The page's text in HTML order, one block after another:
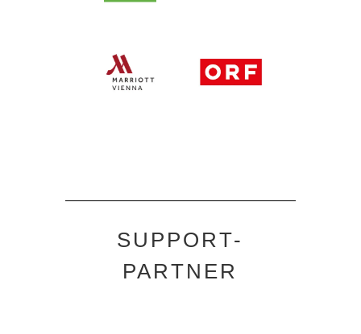
SUPPORT-
PARTNER